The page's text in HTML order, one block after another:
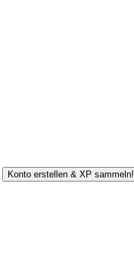
Konto erstellen & XP sammeln!